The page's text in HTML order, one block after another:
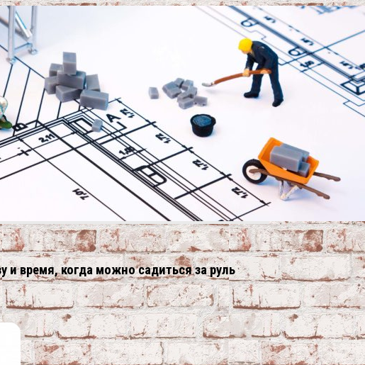
и время, когда можно садиться за руль